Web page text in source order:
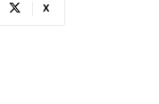
X